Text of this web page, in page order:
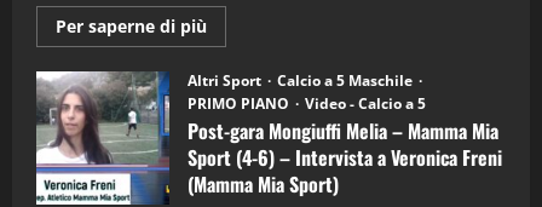
Per saperne di più
informazioni
Post-
gara
Mongiuffi
Melia
–
Mamma
Mia
Sport
Altri Sport
Calcio a 5 Maschile
PRIMO PIANO
Video - Calcio a 5
Post-gara Mongiuffi Melia – Mamma Mia
Sport (4-6) – Intervista a Veronica Freni
(Mamma Mia Sport)
3
"SportEmpire" in Podcast
“SportEmpire” in Podcast: 28^ Puntata
(Martedi 21 Aprile 2026)
21/04/2026